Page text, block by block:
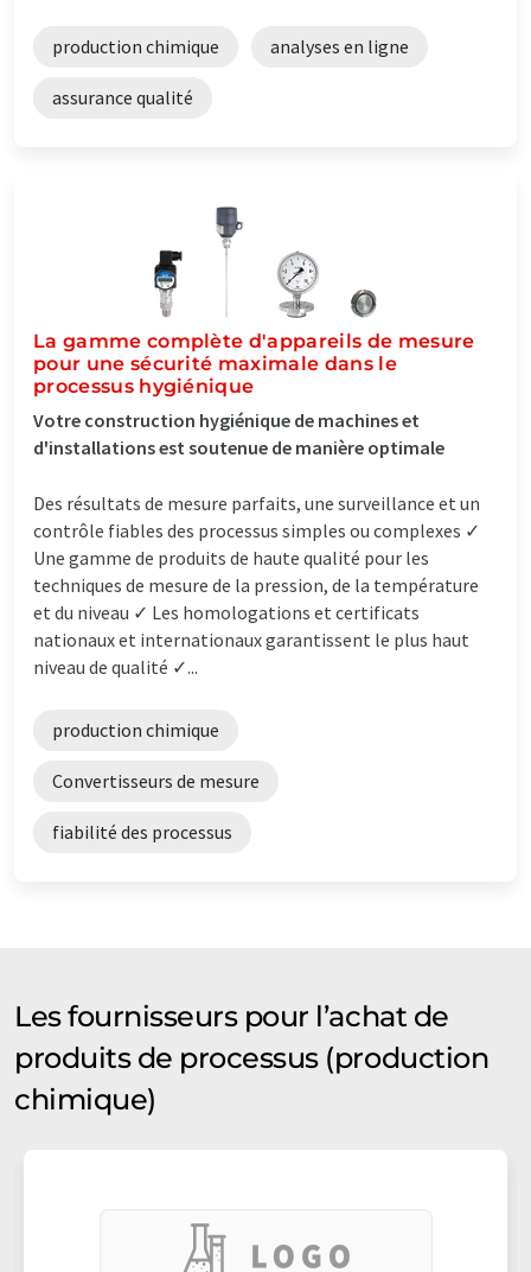
production chimique analyses en ligne
assurance qualité
La gamme complète d'appareils de mesure
pour une sécurité maximale dans le
processus hygiénique
Votre construction hygiénique de machines et
d'installations est soutenue de manière optimale
Des résultats de mesure parfaits, une surveillance et un
contrôle fiables des processus simples ou complexes ✓
Une gamme de produits de haute qualité pour les
techniques de mesure de la pression, de la température
et du niveau ✓ Les homologations et certificats
nationaux et internationaux garantissent le plus haut
niveau de qualité ✓...
production chimique
Convertisseurs de mesure
fiabilité des processus
Les fournisseurs pour l’achat de
produits de processus (production
chimique)